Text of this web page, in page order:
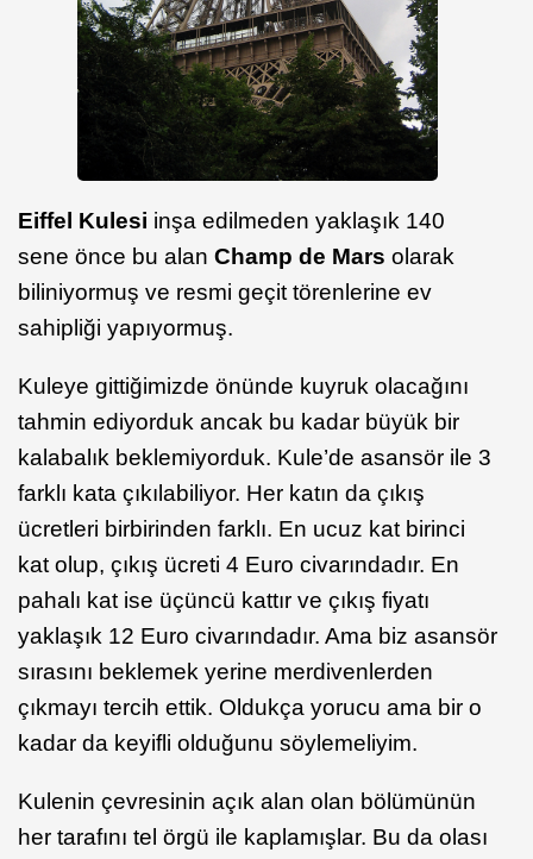
Eiffel Kulesi inşa edilmeden yaklaşık 140
sene önce bu alan Champ de Mars olarak
biliniyormuş ve resmi geçit törenlerine ev
sahipliği yapıyormuş.
Kuleye gittiğimizde önünde kuyruk olacağını
tahmin ediyorduk ancak bu kadar büyük bir
kalabalık beklemiyorduk. Kule’de asansör ile 3
farklı kata çıkılabiliyor. Her katın da çıkış
ücretleri birbirinden farklı. En ucuz kat birinci
kat olup, çıkış ücreti 4 Euro civarındadır. En
pahalı kat ise üçüncü kattır ve çıkış fiyatı
yaklaşık 12 Euro civarındadır. Ama biz asansör
sırasını beklemek yerine merdivenlerden
çıkmayı tercih ettik. Oldukça yorucu ama bir o
kadar da keyifli olduğunu söylemeliyim.
Kulenin çevresinin açık alan olan bölümünün
her tarafını tel örgü ile kaplamışlar. Bu da olası